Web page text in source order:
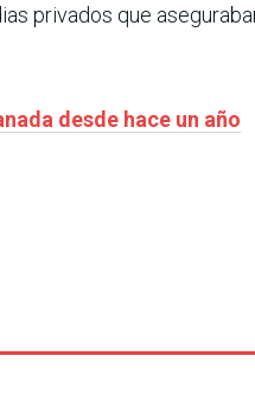
privados que
desde hace un año